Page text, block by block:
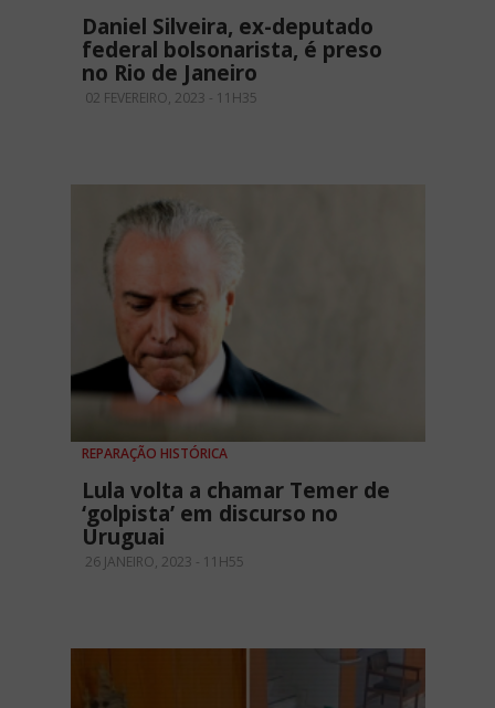
Daniel Silveira, ex-deputado
federal bolsonarista, é preso
no Rio de Janeiro
02 FEVEREIRO, 2023 - 11H35
REPARAÇÃO HISTÓRICA
Lula volta a chamar Temer de
‘golpista’ em discurso no
Uruguai
26 JANEIRO, 2023 - 11H55